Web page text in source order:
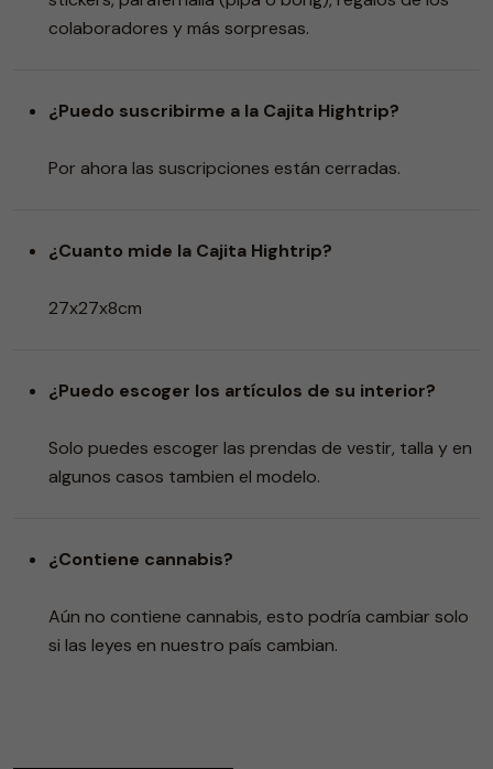
colaboradores y más sorpresas.
¿Puedo suscribirme a la Cajita Hightrip?
Por ahora las suscripciones están cerradas.
¿Cuanto mide la Cajita Hightrip?
27x27x8cm
¿Puedo escoger los artículos de su interior?
Solo puedes escoger las prendas de vestir, talla y en
algunos casos tambien el modelo.
¿Contiene cannabis?
Aún no contiene cannabis, esto podría cambiar solo
si las leyes en nuestro país cambian.